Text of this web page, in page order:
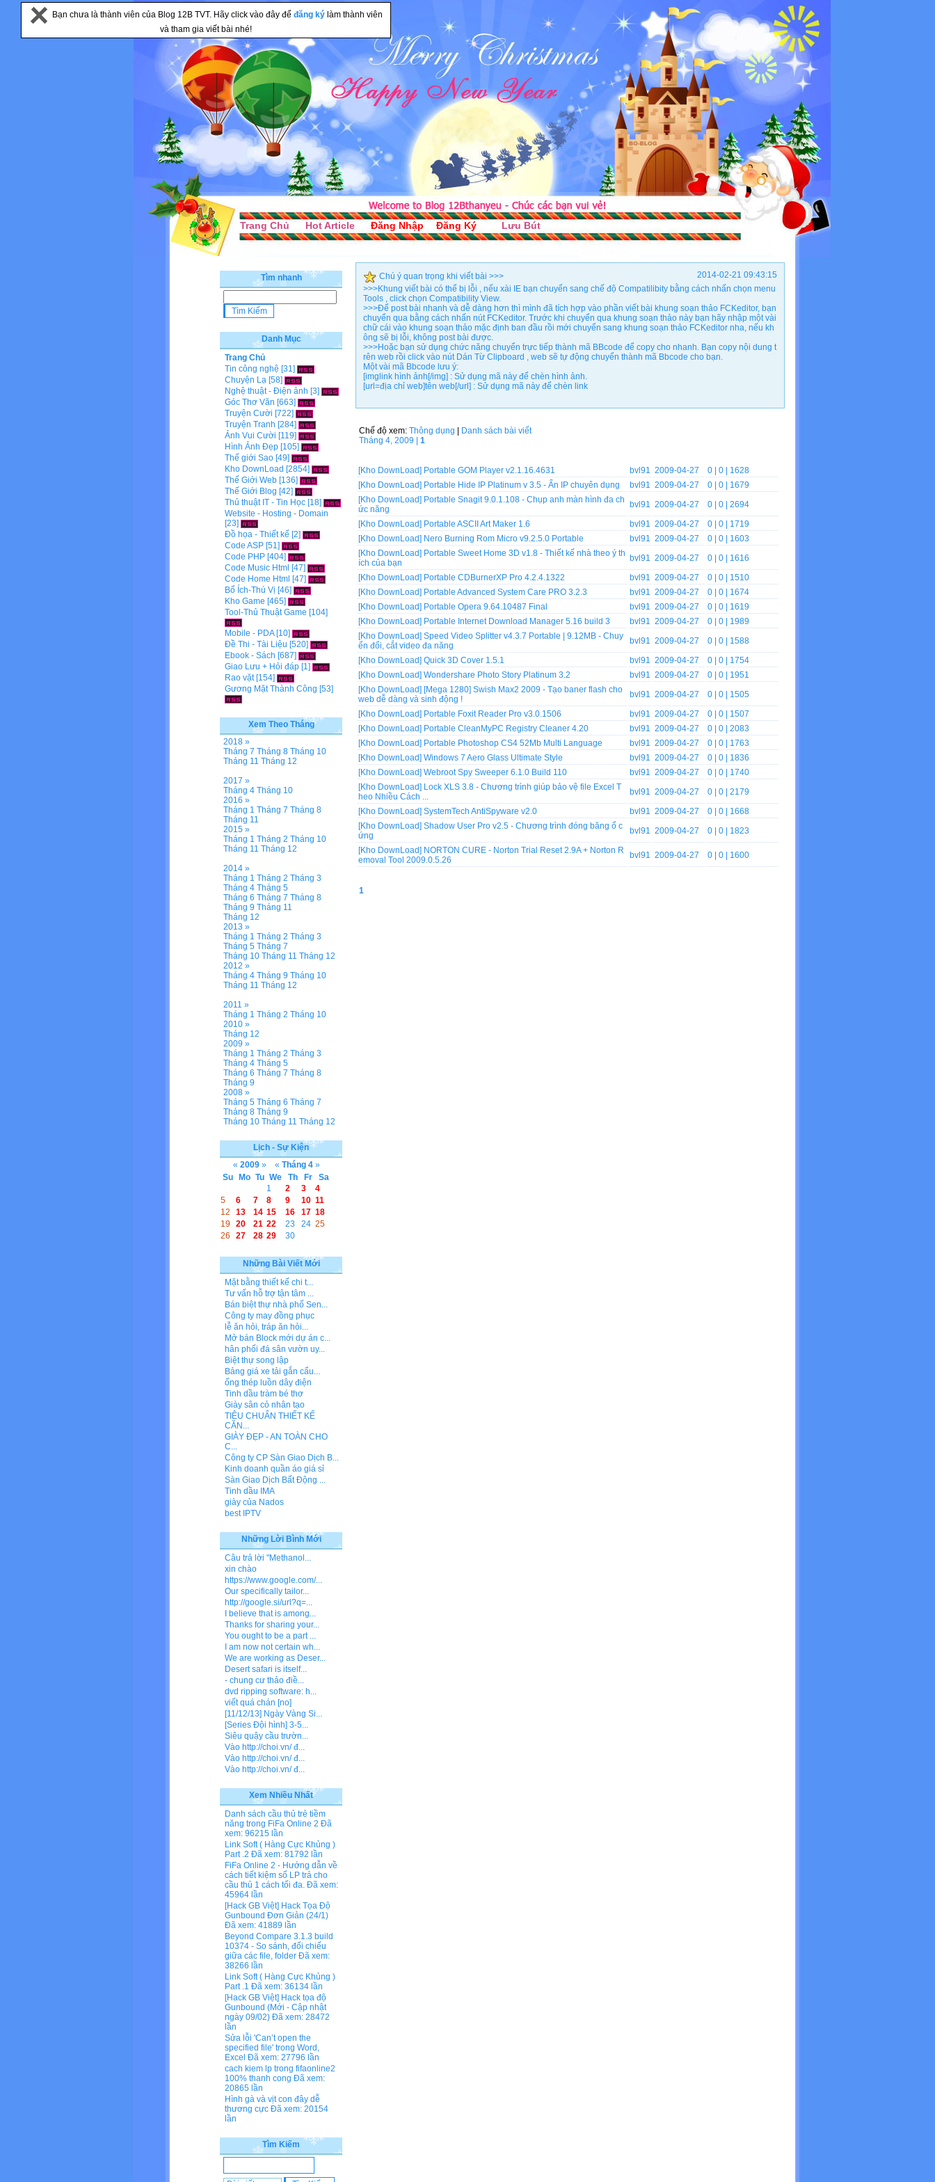
Bạn chưa là thành viên của Blog 12B TVT. Hãy click vào đây để đăng ký làm thành viên
và tham gia viết bài nhé!
Trang Chủ Hot Article Đăng Nhập Đăng Ký Lưu Bút
2014-02-21 09:43:15
Chú ý quan trọng khi viết bài >>>
>>>Khung viết bài có thể bị lỗi , nếu xài IE bạn chuyển sang chế độ Compatilibity bằng cách nhấn chọn menu
Tools , click chọn Compatibility View.
>>>Để post bài nhanh và dễ dàng hơn thì mình đã tích hợp vào phần viết bài khung soạn thảo FCKeditor, bạn
chuyển qua bằng cách nhấn nút FCKeditor. Trước khi chuyển qua khung soạn thảo này bạn hãy nhập một vài
chữ cái vào khung soạn thảo mặc định ban đầu rồi mới chuyển sang khung soạn thảo FCKeditor nha, nếu kh
ông sẽ bị lỗi, không post bài được.
>>>Hoặc bạn sử dụng chức năng chuyển trực tiếp thành mã BBcode để copy cho nhanh. Bạn copy nội dung t
rên web rồi click vào nút Dán Từ Clipboard , web sẽ tự động chuyển thành mã Bbcode cho bạn.
Một vài mã Bbcode lưu ý:
[imglink hình ảnh[/img] : Sử dụng mã này để chèn hình ảnh.
[url=địa chỉ web]tên web[/url] : Sử dụng mã này để chèn link
Chế độ xem: Thông dụng
Danh sách bài viết
Tháng 4, 2009 | 1
[Kho DownLoad] Portable GOM Player v2.1.16.4631 bvl91 2009-04-27 0 | 0 | 1628
[Kho DownLoad] Portable Hide IP Platinum v 3.5 - Ẩn IP chuyên dụng bvl91 2009-04-27 0 | 0 | 1679
[Kho DownLoad] Portable Snagit 9.0.1.108 - Chụp anh màn hình đa ch
ức năng
bvl91 2009-04-27 0 | 0 | 2694
[Kho DownLoad] Portable ASCII Art Maker 1.6 bvl91 2009-04-27 0 | 0 | 1719
[Kho DownLoad] Nero Burning Rom Micro v9.2.5.0 Portable bvl91 2009-04-27 0 | 0 | 1603
[Kho DownLoad] Portable Sweet Home 3D v1.8 - Thiết kế nhà theo ý th
ích của bạn
bvl91 2009-04-27 0 | 0 | 1616
[Kho DownLoad] Portable CDBurnerXP Pro 4.2.4.1322 bvl91 2009-04-27 0 | 0 | 1510
[Kho DownLoad] Portable Advanced System Care PRO 3.2.3 bvl91 2009-04-27 0 | 0 | 1674
[Kho DownLoad] Portable Opera 9.64.10487 Final bvl91 2009-04-27 0 | 0 | 1619
[Kho DownLoad] Portable Internet Download Manager 5.16 build 3 bvl91 2009-04-27 0 | 0 | 1989
[Kho DownLoad] Speed Video Splitter v4.3.7 Portable | 9.12MB - Chuy
ển đổi, cắt video đa năng
bvl91 2009-04-27 0 | 0 | 1588
[Kho DownLoad] Quick 3D Cover 1.5.1 bvl91 2009-04-27 0 | 0 | 1754
[Kho DownLoad] Wondershare Photo Story Platinum 3.2 bvl91 2009-04-27 0 | 0 | 1951
[Kho DownLoad] [Mega 1280] Swish Max2 2009 - Tạo baner flash cho
web dễ dàng và sinh động !
bvl91 2009-04-27 0 | 0 | 1505
[Kho DownLoad] Portable Foxit Reader Pro v3.0.1506 bvl91 2009-04-27 0 | 0 | 1507
[Kho DownLoad] Portable CleanMyPC Registry Cleaner 4.20 bvl91 2009-04-27 0 | 0 | 2083
[Kho DownLoad] Portable Photoshop CS4 52Mb Multi Language bvl91 2009-04-27 0 | 0 | 1763
[Kho DownLoad] Windows 7 Aero Glass Ultimate Style bvl91 2009-04-27 0 | 0 | 1836
[Kho DownLoad] Webroot Spy Sweeper 6.1.0 Build 110 bvl91 2009-04-27 0 | 0 | 1740
[Kho DownLoad] Lock XLS 3.8 - Chương trình giúp bảo vệ file Excel T
heo Nhiều Cách ...
bvl91 2009-04-27 0 | 0 | 2179
[Kho DownLoad] SystemTech AntiSpyware v2.0 bvl91 2009-04-27 0 | 0 | 1668
[Kho DownLoad] Shadow User Pro v2.5 - Chương trình đóng băng ổ c
ứng
bvl91 2009-04-27 0 | 0 | 1823
[Kho DownLoad] NORTON CURE - Norton Trial Reset 2.9A + Norton R
emoval Tool 2009.0.5.26
bvl91 2009-04-27 0 | 0 | 1600
1
Tìm nhanh
Danh Mục
Trang Chủ
Tin công nghệ [31]
Chuyện Lạ [58]
Nghệ thuật - Điện ảnh [3]
Góc Thơ Văn [663]
Truyện Cười [722]
Truyện Tranh [284]
Ảnh Vui Cười [119]
Hình Ảnh Đẹp [105]
Thế giới Sao [49]
Kho DownLoad [2854]
Thế Giới Web [136]
Thế Giới Blog [42]
Thủ thuật IT - Tin Học [18]
Website - Hosting - Domain
[23]
Đồ họa - Thiết kế [2]
Code ASP [51]
Code PHP [404]
Code Music Html [47]
Code Home Html [47]
Bổ Ích-Thú Vị [46]
Kho Game [465]
Tool-Thủ Thuật Game [104]
Mobile - PDA[10]
Đề Thi - Tài Liệu [520]
Ebook - Sách [687]
Giao Lưu + Hỏi đáp [1]
Rao vặt[154]
Gương Mặt Thành Công [53]
Xem Theo Tháng
2018 »
Tháng 7 Tháng 8 Tháng 10
Tháng 11 Tháng 12
2017 »
Tháng 4 Tháng 10
2016 »
Tháng 1 Tháng 7 Tháng 8
Tháng 11
2015 »
Tháng 1 Tháng 2 Tháng 10
Tháng 11 Tháng 12
2014 »
Tháng 1 Tháng 2 Tháng 3
Tháng 4 Tháng 5
Tháng 6 Tháng 7 Tháng 8
Tháng 9 Tháng 11
Tháng 12
2013 »
Tháng 1 Tháng 2 Tháng 3
Tháng 5 Tháng 7
Tháng 10 Tháng 11 Tháng 12
2012 »
Tháng 4 Tháng 9 Tháng 10
Tháng 11 Tháng 12
2011 »
Tháng 1 Tháng 2 Tháng 10
2010 »
Tháng 12
2009 »
Tháng 1 Tháng 2 Tháng 3
Tháng 4 Tháng 5
Tháng 6 Tháng 7 Tháng 8
Tháng 9
2008 »
Tháng 5 Tháng 6 Tháng 7
Tháng 8 Tháng 9
Tháng 10 Tháng 11 Tháng 12
Lịch - Sự Kiện
« 2009 » « Tháng 4 »
Su
Mo Tu We Th Fr
Sa
1
2 3
4
5
6 7 8 9 10 11
12
13 14 15 16 17 18
19 20 21 22 23 24 25
26
27 28 29 30
Những Bài Viết Mới
Mặt bằng thiết kế chi t...
Tư vấn hỗ trợ tận tâm ...
Bán biệt thự nhà phố Sen...
Công ty may đồng phục
lễ ăn hỏi, tráp ăn hỏi...
Mở bán Block mới dự án c...
hân phối đá sân vườn uy...
Biệt thự song lập
Bảng giá xe tải gắn cẩu...
ống thép luồn dây điện
Tinh dầu tràm bé thơ
Giày sân cỏ nhân tạo
TIÊU CHUẨN THIẾT KẾ
CĂN...
GIÀY ĐẸP - AN TOÀN CHO
C...
Công ty CP Sàn Giao Dịch B...
Kinh doanh quần áo giá sỉ
Sàn Giao Dịch Bất Động ...
Tinh dầu IMA
giày của Nados
best IPTV
Những Lời Bình Mới
Câu trả lời "Methanol...
xin chào
https://www.google.com/...
Our specifically tailor...
http://google.si/url?q=...
I believe that is among...
Thanks for sharing your...
You ought to be a part ...
I am now not certain wh...
We are working as Deser...
Desert safari is itself...
- chung cư thảo điề...
dvd ripping software: h...
viết quá chán [no]
[11/12/13] Ngày Vàng Si...
[Series Đội hình] 3-5...
Siêu quậy cầu trườn...
Vào http://choi.vn/ đ...
Vào http://choi.vn/ đ...
Vào http://choi.vn/ đ...
Xem Nhiều Nhất
Danh sách cầu thủ trẻ tiềm
năng trong FiFa Online 2 Đã
xem: 96215 lần
Link Soft ( Hàng Cực Khủng )
Part .2 Đã xem: 81792 lần
FiFa Online 2 - Hướng dẫn về
cách tiết kiệm số LP trả cho
cầu thủ 1 cách tối đa. Đã xem:
45964 lần
[Hack GB Việt] Hack Tọa Độ
Gunbound Đơn Giản (24/1)
Đã xem: 41889 lần
Beyond Compare 3.1.3 build
10374 - So sánh, đối chiếu
giữa các file, folder Đã xem:
38266 lần
Link Soft ( Hàng Cực Khủng )
Part .1 Đã xem: 36134 lần
[Hack GB Việt] Hack tọa độ
Gunbound (Mới - Cập nhật
ngày 09/02) Đã xem: 28472
lần
Sửa lỗi 'Can’t open the
specified file' trong Word,
Excel Đã xem: 27796 lần
cach kiem lp trong fifaonline2
100% thanh cong Đã xem:
20865 lần
Hình gà và vịt con đây dễ
thương cực Đã xem: 20154
lần
Tìm Kiếm